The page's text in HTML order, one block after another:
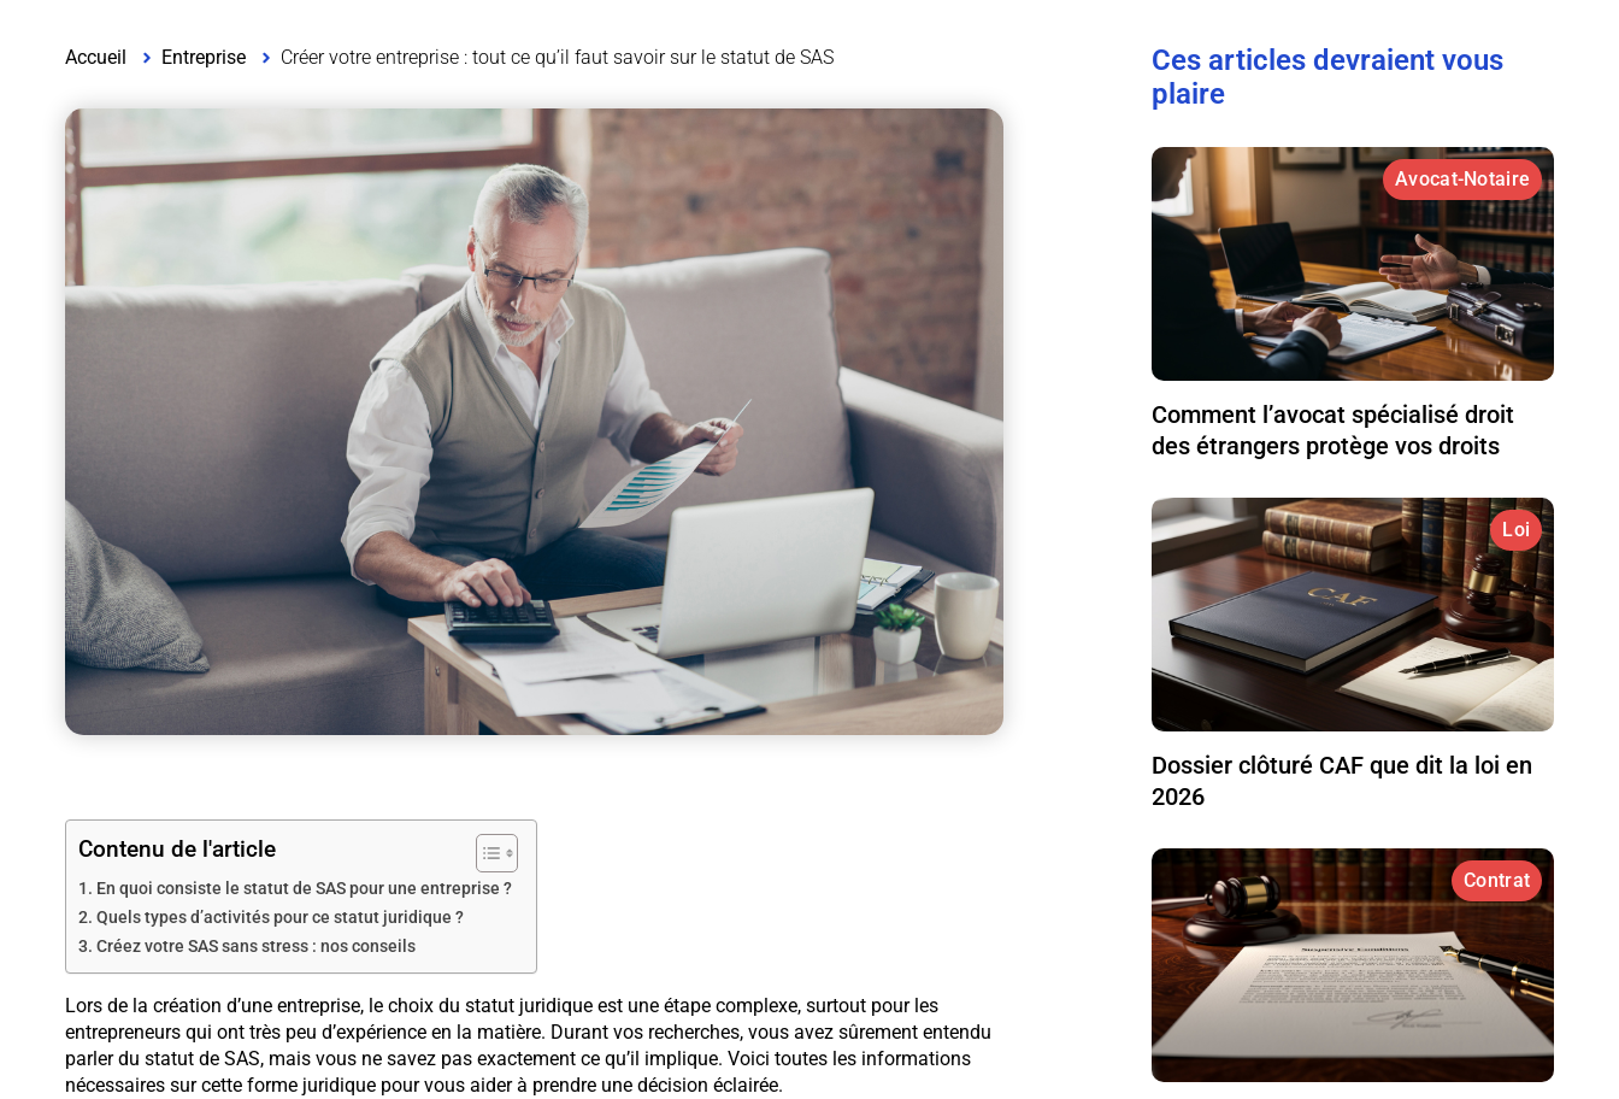
Accueil Entreprise Créer votre entreprise : tout ce qu’il faut savoir sur le statut de SAS
Contenu de l'article
En quoi consiste le statut de SAS pour une entreprise ?
Quels types d’activités pour ce statut juridique ?
Créez votre SAS sans stress : nos conseils
Lors de la création d’une entreprise, le choix du statut juridique est une étape complexe, surtout pour les
entrepreneurs qui ont très peu d’expérience en la matière. Durant vos recherches, vous avez sûrement entendu
parler du statut de SAS, mais vous ne savez pas exactement ce qu’il implique. Voici toutes les informations
nécessaires sur cette forme juridique pour vous aider à prendre une décision éclairée.
Ces articles devraient vous
plaire
Avocat-Notaire
Comment l’avocat spécialisé droit
des étrangers protège vos droits
Loi
Dossier clôturé CAF que dit la loi en
2026
Contrat